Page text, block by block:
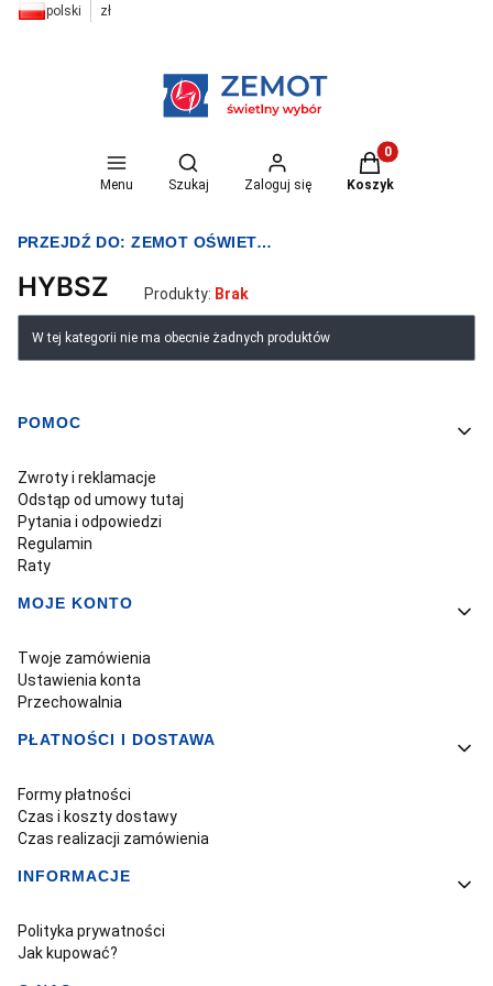
polski zł
Menu
Otwórz wyszukiwarkę
Szukaj Zaloguj się
Produkty w
Koszyk
PRZEJDŹ DO:ZEMOT OŚWIETLENIE I ELEKTRYKA
HYBSZ Produkty: Brak
Lista produktów
W tej kategorii nie ma obecnie żadnych produktów
Linki w stopce
POMOC
Zwroty i reklamacje
Odstąp od umowy tutaj
Pytania i odpowiedzi
Regulamin
Raty
MOJE KONTO
Twoje zamówienia
Ustawienia konta
Przechowalnia
PŁATNOŚCI I DOSTAWA
Formy płatności
Czas i koszty dostawy
Czas realizacji zamówienia
INFORMACJE
Polityka prywatności
Jak kupować?